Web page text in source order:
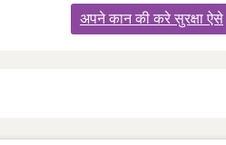
अपने कान की करे सुरक्षा ऐसे